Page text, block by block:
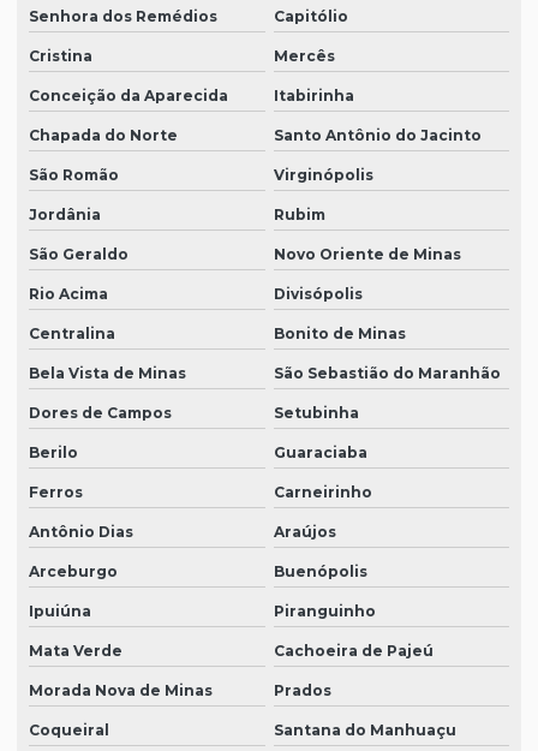
Senhora dos Remédios Capitólio
Cristina Mercês
Conceição da Aparecida Itabirinha
Chapada do Norte Santo Antônio do Jacinto
São Romão Virginópolis
Jordânia Rubim
São Geraldo Novo Oriente de Minas
Rio Acima Divisópolis
Centralina Bonito de Minas
Bela Vista de Minas São Sebastião do Maranhão
Dores de Campos Setubinha
Berilo Guaraciaba
Ferros Carneirinho
Antônio Dias Araújos
Arceburgo Buenópolis
Ipuiúna Piranguinho
Mata Verde Cachoeira de Pajeú
Morada Nova de Minas Prados
Coqueiral Santana do Manhuaçu